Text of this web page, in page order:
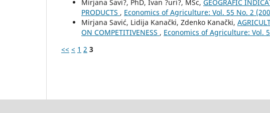
Mirjana Savi?, PhD, Ivan ?uri?, MSc, GEOGRAFIC
PRODUCTS , Economics of Agriculture: Vol. 55 No. 2
Mirjana Savić, Lidija Kanački, Zdenko Kanački,
ON COMPETITIVENESS , Economics of Agriculture: Vol.
<< < 1 2 3